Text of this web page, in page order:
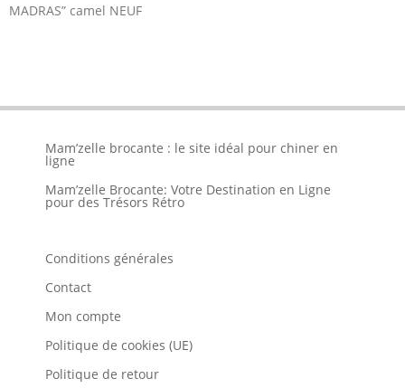
MADRAS” camel NEUF
Mam’zelle brocante : le site idéal pour chiner en
ligne
Mam’zelle Brocante: Votre Destination en Ligne
pour des Trésors Rétro
Conditions générales
Contact
Mon compte
Politique de cookies (UE)
Politique de retour